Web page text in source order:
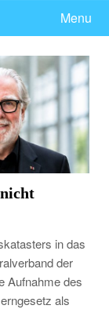
Menu
in das
der
Aufnahme des
als